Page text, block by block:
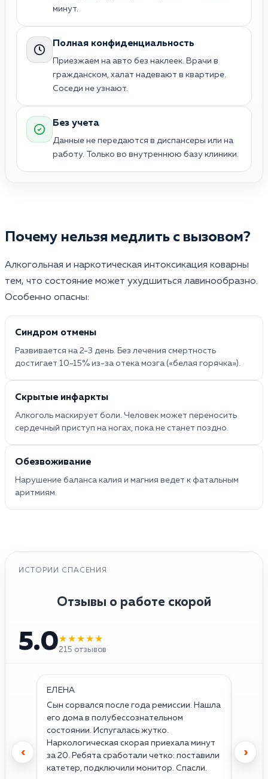
минут.
Полная конфиденциальность
Приезжаем на авто без наклеек. Врачи в
гражданском, халат надевают в квартире.
Соседи не узнают.
Без учета
Данные не передаются в диспансеры или на
работу. Только во внутреннюю базу клиники.
Почему нельзя медлить с вызовом?
Алкогольная и наркотическая интоксикация коварны
тем, что состояние может ухудшиться лавинообразно.
Особенно опасны:
Синдром отмены
Развивается на 2-3 день. Без лечения смертность
достигает 10-15% из-за отека мозга («белая горячка»).
Скрытые инфаркты
Алкоголь маскирует боли. Человек может переносить
сердечный приступ на ногах, пока не станет поздно.
Обезвоживание
Нарушение баланса калия и магния ведет к фатальным
аритмиям.
ИСТОРИИ СПАСЕНИЯ
Отзывы о работе скорой
5.0★★★★★
215 отзывов
‹ ›
ЕЛЕНА
Сын сорвался после года ремиссии. Нашла
его дома в полубессознательном
состоянии. Испугалась жутко.
Наркологическая скорая приехала минут
за 20. Ребята сработали четко: поставили
катетер, подключили монитор. Спасли.